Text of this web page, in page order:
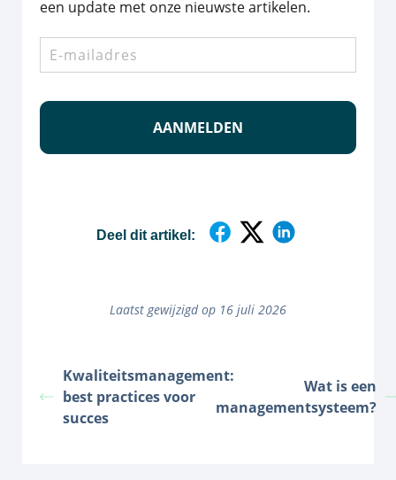
een update met onze nieuwste artikelen.
E-
mailadres *
Deel dit artikel:
Laatst gewijzigd op 16 juli 2026
Kwaliteitsmanagement:
best practices voor
succes
Wat is een
managementsysteem?